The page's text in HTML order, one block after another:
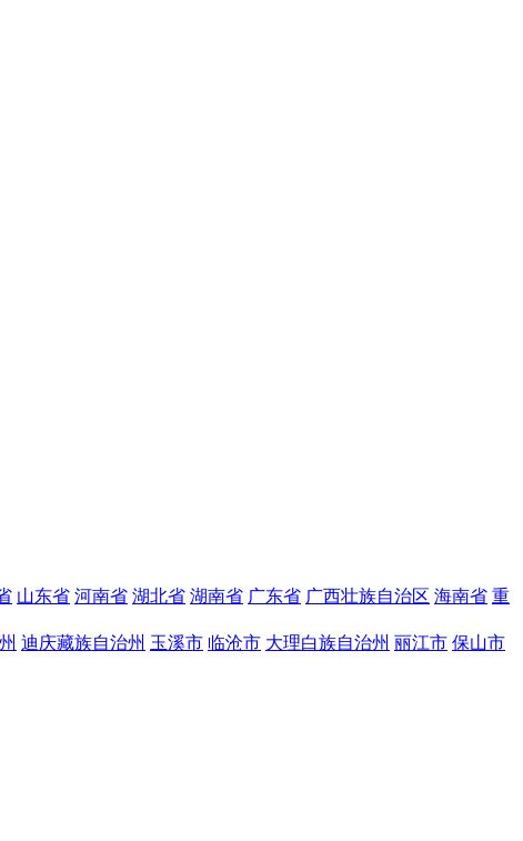
山东省 河南省 湖北省 湖南省 广东省 广西壮族自治区 海南省 重
迪庆藏族自治州 玉溪市 临沧市 大理白族自治州 丽江市 保山市